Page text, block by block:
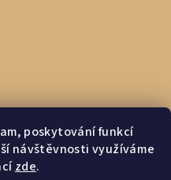
poskytování funkcí
návštěvnosti využíváme
zde.